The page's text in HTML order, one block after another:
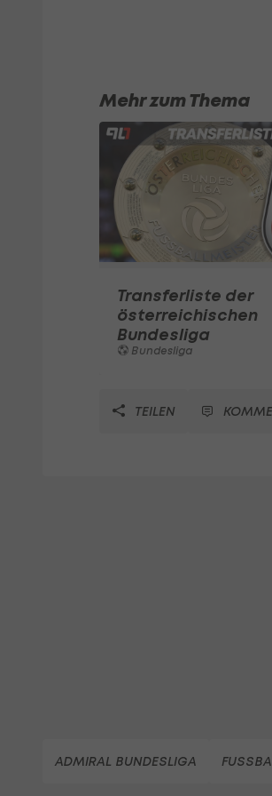
Mehr zum Thema
Transferliste der
österreichischen
Bundesliga
Bundesliga
TEILEN
ADMIRAL BUNDESLIGA